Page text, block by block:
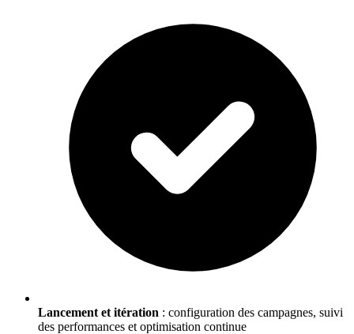
Lancement et itération : configuration des campagnes, suivi
des performances et optimisation continue